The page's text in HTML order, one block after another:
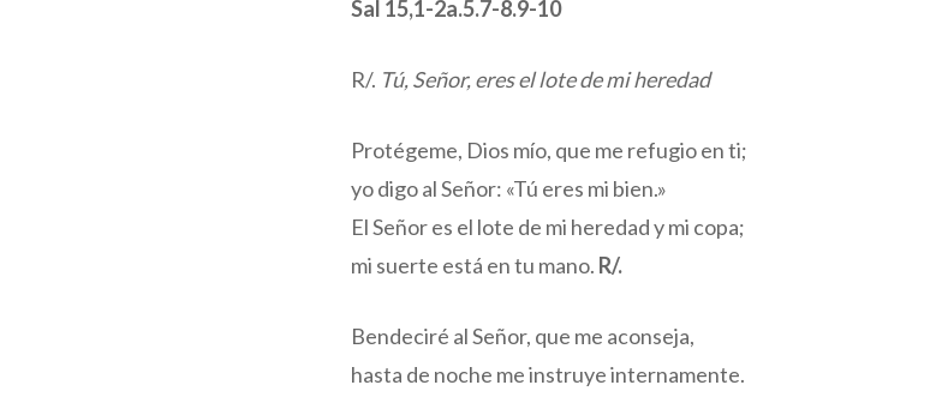
Sal 15,1-2a.5.7-8.9-10
R/. Tú, Señor, eres el lote de mi heredad
Protégeme, Dios mío, que me refugio en ti;
yo digo al Señor: «Tú eres mi bien.»
El Señor es el lote de mi heredad y mi copa;
mi suerte está en tu mano. R/.
Bendeciré al Señor, que me aconseja,
hasta de noche me instruye internamente.